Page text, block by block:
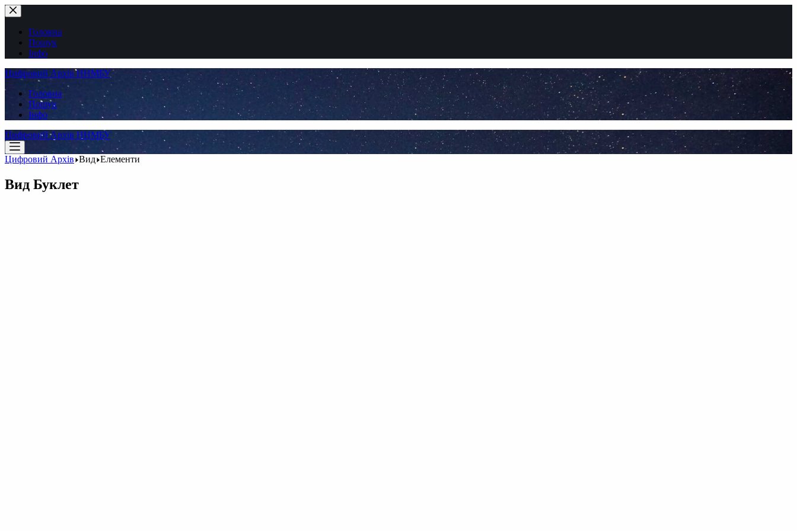
Перейти
до
вмістуГоловна
Пошук
Інфо
Цифровий Архів ННМБУ
Головна
Пошук
Інфо
Цифровий Архів ННМБУ
Цифровий Архів Вид Елементи
Вид Буклет